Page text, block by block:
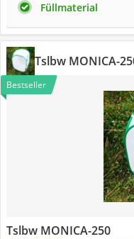
Füllmaterial
Tslbw MONICA-
Bestseller
Tslbw MONICA-250